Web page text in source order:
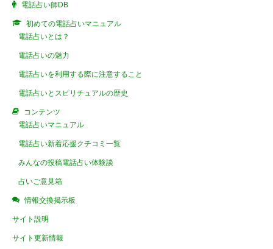
電話占い師DB
初めての電話占いマニュアル
電話占いとは？
電話占いの魅力
電話占いを利用する際に注意すること
電話占いとスピリチュアルの歴史
コンテンツ
電話占いマニュアル
電話占い新着応援クチコミ一覧
みんなの投稿電話占い体験談
占いご意見箱
情報交換掲示板
サイト説明
サイト更新情報